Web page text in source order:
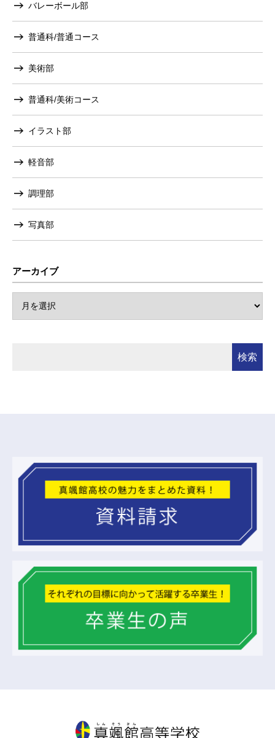
バレーボール部
普通科/普通コース
美術部
普通科/美術コース
イラスト部
軽音部
調理部
写真部
アーカイブ